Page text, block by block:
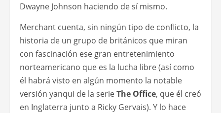
Dwayne Johnson haciendo de sí mismo.
Merchant cuenta, sin ningún tipo de conflicto, la
historia de un grupo de británicos que miran
con fascinación ese gran entretenimiento
norteamericano que es la lucha libre (así como
él habrá visto en algún momento la notable
versión yanqui de la serieThe Office, que él creó
en Inglaterra junto a Ricky Gervais). Y lo hace